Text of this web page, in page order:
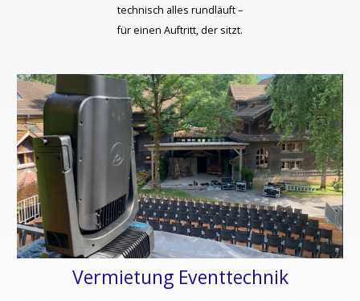
technisch alles rundläuft –
​für einen Auftritt, der sitzt.
Vermietung Eventtechnik​